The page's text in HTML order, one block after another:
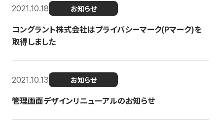
2021.10.18 お知らせ
コングラント株式会社はプライバシーマーク(Pマーク)を
取得しました
2021.10.13 お知らせ
管理画面デザインリニューアルのお知らせ